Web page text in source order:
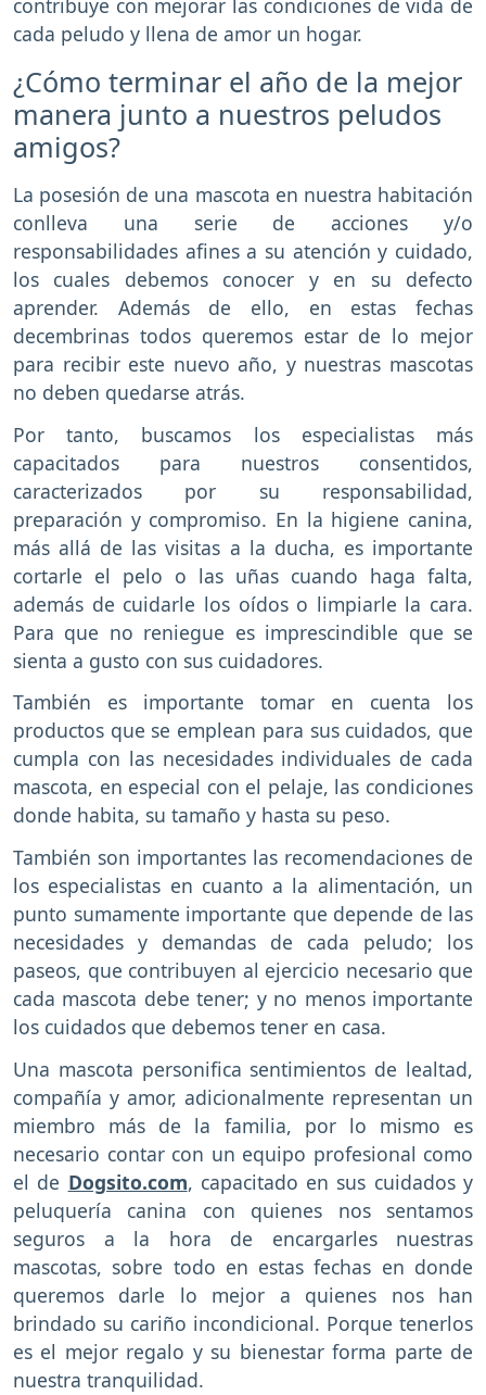
contribuye con mejorar las condiciones de vida de
cada peludo y llena de amor un hogar.
¿Cómo terminar el año de la mejor
manera junto a nuestros peludos
amigos?
La posesión de una mascota en nuestra habitación
conlleva una serie de acciones y/o
responsabilidades afines a su atención y cuidado,
los cuales debemos conocer y en su defecto
aprender. Además de ello, en estas fechas
decembrinas todos queremos estar de lo mejor
para recibir este nuevo año, y nuestras mascotas
no deben quedarse atrás.
Por tanto, buscamos los especialistas más
capacitados para nuestros consentidos,
caracterizados por su responsabilidad,
preparación y compromiso. En la higiene canina,
más allá de las visitas a la ducha, es importante
cortarle el pelo o las uñas cuando haga falta,
además de cuidarle los oídos o limpiarle la cara.
Para que no reniegue es imprescindible que se
sienta a gusto con sus cuidadores.
También es importante tomar en cuenta los
productos que se emplean para sus cuidados, que
cumpla con las necesidades individuales de cada
mascota, en especial con el pelaje, las condiciones
donde habita, su tamaño y hasta su peso.
También son importantes las recomendaciones de
los especialistas en cuanto a la alimentación, un
punto sumamente importante que depende de las
necesidades y demandas de cada peludo; los
paseos, que contribuyen al ejercicio necesario que
cada mascota debe tener; y no menos importante
los cuidados que debemos tener en casa.
Una mascota personifica sentimientos de lealtad,
compañía y amor, adicionalmente representan un
miembro más de la familia, por lo mismo es
necesario contar con un equipo profesional como
el de Dogsito.com, capacitado en sus cuidados y
peluquería canina con quienes nos sentamos
seguros a la hora de encargarles nuestras
mascotas, sobre todo en estas fechas en donde
queremos darle lo mejor a quienes nos han
brindado su cariño incondicional. Porque tenerlos
es el mejor regalo y su bienestar forma parte de
nuestra tranquilidad.